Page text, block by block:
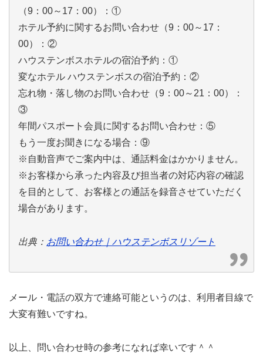
（9：00～17：00）：①
ホテル予約に関するお問い合わせ（9：00～17：
00）：②
ハウステンボスホテルの宿泊予約：①
変なホテル ハウステンボスの宿泊予約：②
忘れ物・落し物のお問い合わせ（9：00～21：00）：
③
年間パスポート会員に関するお問い合わせ：⑤
もう一度お聞きになる場合：⑨
※自動音声でご案内中は、通話料金はかかりません。
※お客様から承った内容及び担当者の対応内容の確認
を目的として、お客様との通話を録音させていただく
場合があります。
出典： お問い合わせ｜ハウステンボスリゾート
メール・電話の双方で連絡可能というのは、利用者目線で
大変有難いですね。
以上、問い合わせ時の参考になれば幸いです＾＾